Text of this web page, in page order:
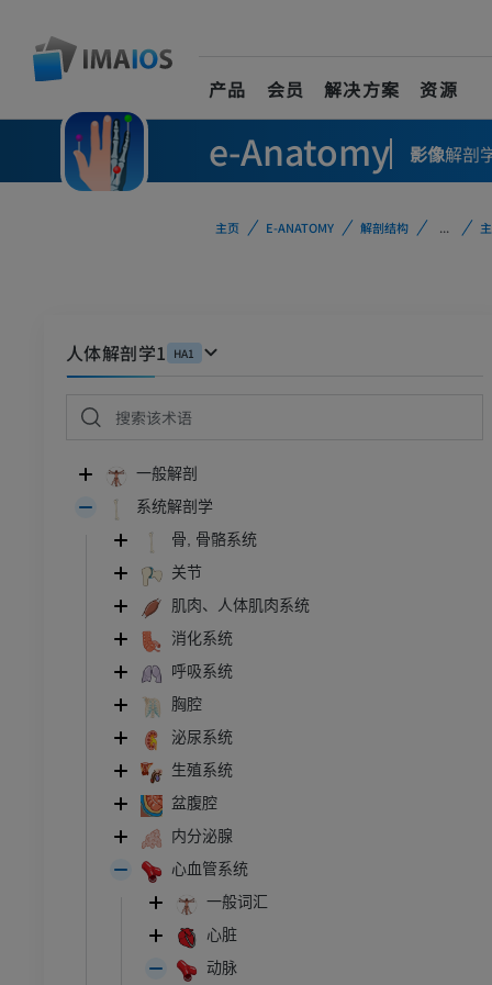
产品 会员 解决方案 资源
e-Anatomy 影像解剖
主页 E-ANATOMY 解剖结构 ...
人体解剖学1 HA1
一般解剖
系统解剖学
骨, 骨骼系统
关节
肌肉、人体肌肉系统
消化系统
呼吸系统
胸腔
泌尿系统
生殖系统
盆腹腔
内分泌腺
心血管系统
一般词汇
心脏
动脉